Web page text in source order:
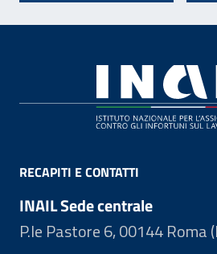
RECAPITI E CONTATTI
INAIL Sede centrale
P.le Pastore 6, 00144 Roma